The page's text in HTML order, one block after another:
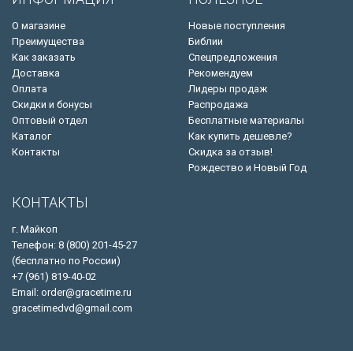
О магазине
Преимущества
Как заказать
Доставка
Оплата
Скидки и бонусы
Оптовый отдел
Каталог
Контакты
Новые поступления
Библии
Спецпредложения
Рекомендуем
Лидеры продаж
Распродажа
Бесплатные материалы
Как купить дешевле?
Скидка за отзыв!
Рождество и Новый Год
КОНТАКТЫ
г. Майкоп
Телефон: 8 (800) 201-45-27
(бесплатно по России)
+7 (961) 819-40-02
Email: order@gracetime.ru
gracetimedvd@gmail.com